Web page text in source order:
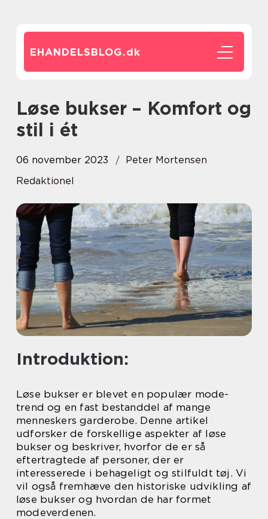
EHANDELSBLOG.dk
Løse bukser – Komfort og
stil i ét
06 november 2023
Peter Mortensen
Redaktionel
Introduktion:
Løse bukser er blevet en populær mode-
trend og en fast bestanddel af mange
menneskers garderobe. Denne artikel
udforsker de forskellige aspekter af løse
bukser og beskriver, hvorfor de er så
eftertragtede af personer, der er
interesserede i behageligt og stilfuldt tøj. Vi
vil også fremhæve den historiske udvikling af
løse bukser og hvordan de har formet
modeverdenen.